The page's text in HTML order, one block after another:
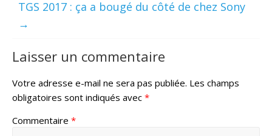
TGS 2017 : ça a bougé du côté de chez Sony
→
Laisser un commentaire
Votre adresse e-mail ne sera pas publiée. Les champs
obligatoires sont indiqués avec *
Commentaire *